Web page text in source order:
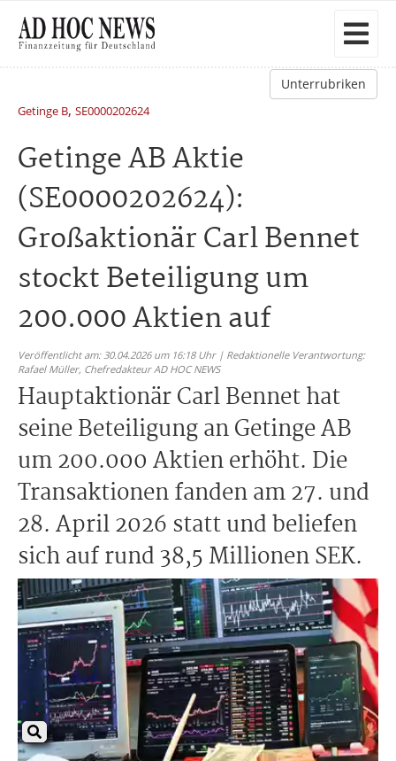
Unterrubriken
Getinge B, SE0000202624
Getinge AB Aktie
(SE0000202624):
Großaktionär Carl Bennet
stockt Beteiligung um
200.000 Aktien auf
Veröffentlicht am: 30.04.2026 um 16:18 Uhr | Redaktionelle Verantwortung:
Rafael Müller, Chefredakteur AD HOC NEWS
Hauptaktionär Carl Bennet hat
seine Beteiligung an Getinge AB
um 200.000 Aktien erhöht. Die
Transaktionen fanden am 27. und
28. April 2026 statt und beliefen
sich auf rund 38,5 Millionen SEK.